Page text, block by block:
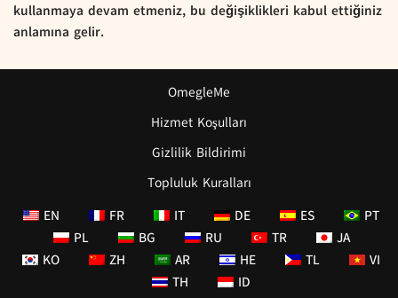
kullanmaya devam etmeniz, bu değişiklikleri kabul ettiğiniz
anlamına gelir.
OmegleMe
Hizmet Koşulları
Gizlilik Bildirimi
Topluluk Kuralları
EN
FR IT DE ES
PT
PL
BG RU TR
JA
KO
ZH AR HE TL
VI
TH
ID